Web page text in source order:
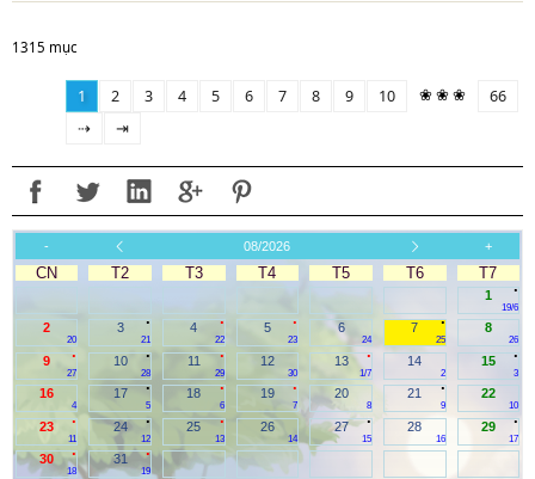
1315 mục
1 2 3 4 5 6 7 8 9 10 ❀ ❀ ❀
66
⇢
⇥
- 08/2026 +
CN T2 T3 T4 T5 T6 T7
.
1
19/6
2
20
.
3
21
.
4
22
.
5
23
6
24
.
7
25
8
26
.
9
27
.
10
28
.
11
29
12
30
.
13
1/7
14
2
.
15
3
16
4
.
17
5
.
18
6
.
19
7
20
8
.
21
9
22
10
.
23
11
.
24
12
.
25
13
26
14
.
27
15
28
16
.
29
17
.
30
18
.
31
19